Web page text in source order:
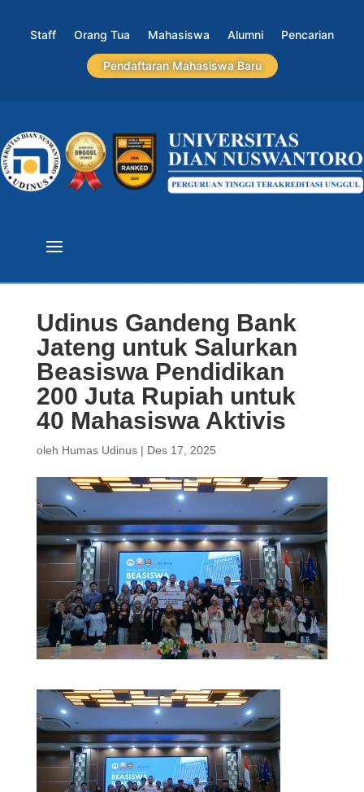
Staff Orang Tua Mahasiswa Alumni Pencarian
Pendaftaran Mahasiswa Baru
Udinus Gandeng Bank
Jateng untuk Salurkan
Beasiswa Pendidikan
200 Juta Rupiah untuk
40 Mahasiswa Aktivis
oleh Humas Udinus| Des 17, 2025